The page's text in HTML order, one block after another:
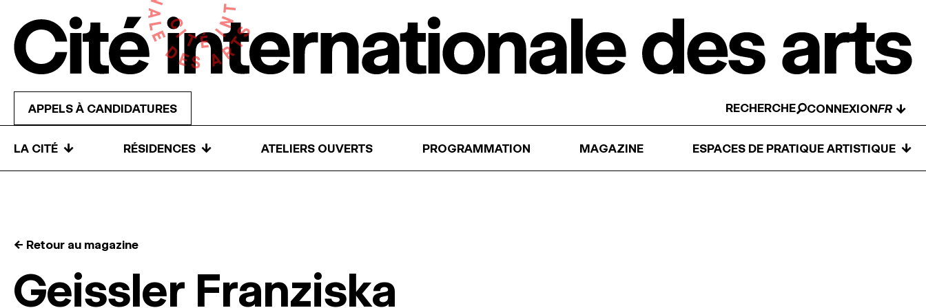
APPELS À CANDIDATURES RECHERCHE CONNEXION ↓
LA CITÉ ↓ RÉSIDENCES ↓ ATELIERS OUVERTS PROGRAMMATION MAGAZINE ESPACES DE PRATIQUE ARTISTIQUE ↓
← Retour au magazine
Geissler Franziska